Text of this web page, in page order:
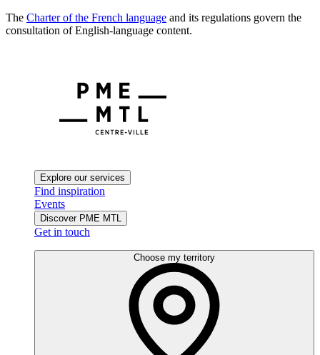
The Charter of the French language and its regulations govern the
consultation of English-language content.
Explore our services
Find inspiration
Events
Discover PME MTL
Get in touch
Choose my territory